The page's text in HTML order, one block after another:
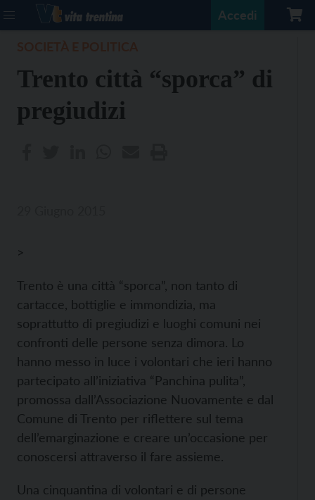
Accedi
Trento città “sporca” di
pregiudizi
>
Trento è una città “sporca”, non tanto di
cartacce, bottiglie e immondizia, ma
soprattutto di pregiudizi e luoghi comuni nei
confronti delle persone senza dimora. Lo
hanno messo in luce i volontari che ieri hanno
partecipato all’iniziativa “Panchina pulita”,
promossa dall’Associazione Nuovamente e dal
Comune di Trento per riflettere sul tema
dell’emarginazione e creare un’occasione per
conoscersi attraverso il fare assieme.
Una cinquantina di volontari e di persone